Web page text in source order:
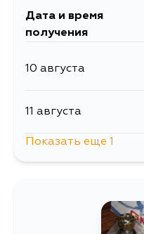
Дата и время
получения
10 августа
11 августа
Показать еще 1